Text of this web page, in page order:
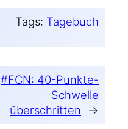
Tags: Tagebuch
#FCN: 40-Punkte-
Schwelle
überschritten
→